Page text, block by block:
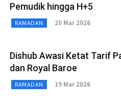
Pemudik hingga H+5
RAMADAN 20 Mar 2026
Dishub Awasi Ketat Tarif
dan Royal Baroe
RAMADAN 19 Mar 2026